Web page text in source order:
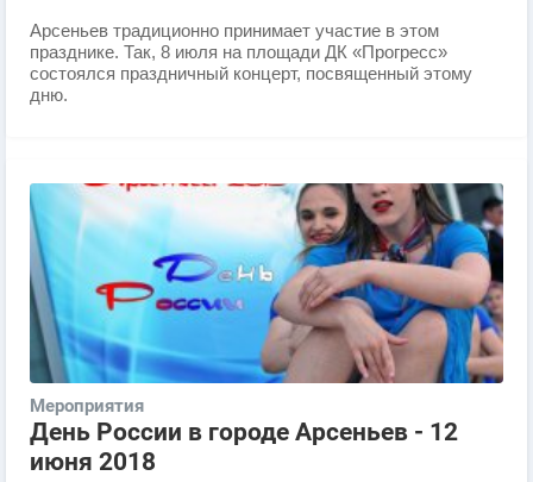
Арсеньев традиционно принимает участие в этом
празднике. Так, 8 июля на площади ДК «Прогресс»
состоялся праздничный концерт, посвященный этому
дню.
Мероприятия
День России в городе Арсеньев - 12
июня 2018